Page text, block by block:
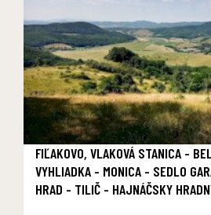
FIĽAKOVO, VLAKOVÁ STANICA -
VYHLIADKA - MONICA - SEDLO
HRAD - TILIČ - HAJNÁČSKY